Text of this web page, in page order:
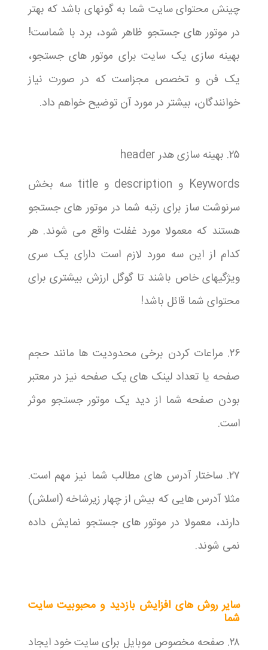
چینش محتوای سایت شما به گونهای باشد که بهتر
در موتور های جستجو ظاهر شود، برد با شماست!
بهینه سازی یک سایت برای موتور های جستجو،
یک فن و تخصص مجزاست که در صورت نیاز
خوانندگان، بیشتر در مورد آن توضیح خواهم داد.
۲۵. بهینه سازی هدر header
Keywords و description و title سه بخش
سرنوشت ساز برای رتبه شما در موتور های جستجو
هستند که معمولا مورد غفلت واقع می شوند. هر
کدام از این سه مورد لازم است دارای یک سری
ویژگیهای خاص باشند تا گوگل ارزش بیشتری برای
محتوای شما قائل باشد!
۲۶. مراعات کردن برخی محدودیت ها مانند حجم
صفحه یا تعداد لینک های یک صفحه نیز در معتبر
بودن صفحه شما از دید یک موتور جستجو موثر
است.
۲۷. ساختار آدرس های مطالب شما نیز مهم است.
مثلا آدرس هایی که بیش از چهار زیرشاخه (اسلش)
دارند، معمولا در موتور های جستجو نمایش داده
نمی شوند.
سایر روش های افزایش بازدید و محبوبیت سایت
شما
۲۸. صفحه مخصوص موبایل برای سایت خود ایجاد